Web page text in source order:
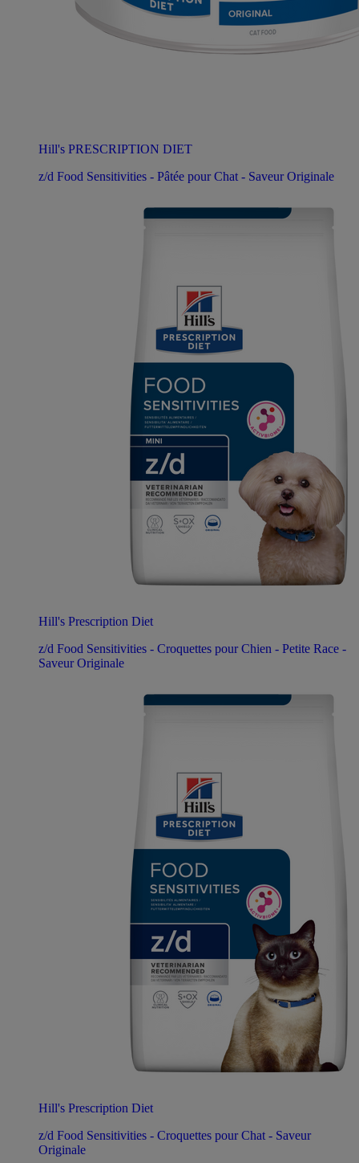
Hill's PRESCRIPTION DIET
z/d Food Sensitivities - Pâtée pour Chat - Saveur Originale
Hill's Prescription Diet
z/d Food Sensitivities - Croquettes pour Chien - Petite Race -
Saveur Originale
Hill's Prescription Diet
z/d Food Sensitivities - Croquettes pour Chat - Saveur
Originale